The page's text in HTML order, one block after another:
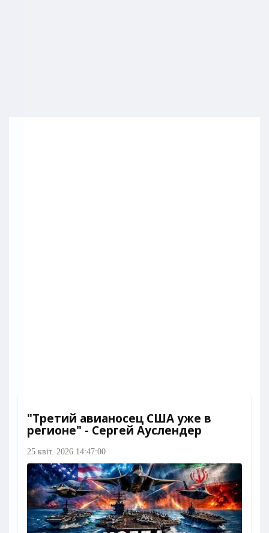
"Третий авианосец США уже в
регионе" - Сергей Ауслендер
25 квіт. 2026 14:47:00